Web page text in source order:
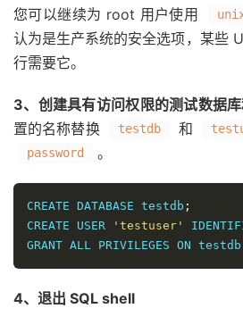
您可以继续为 root 用户使用
认为是生产系统的安全选项，某些
行需要它。
3、创建具有访问权限的测试数据
置的名称替换
testdb 和
password 。
CREATE DATABASE testdb ;
CREATE USER
'testuser'
GRANT ALL PRIVILEGES ON testdb
4、退出 SQL shell